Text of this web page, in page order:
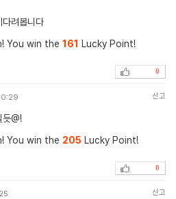
다려봅니다
You win the 161 Lucky Point!
0
신고
듯@!
You win the 205 Lucky Point!
0
신고